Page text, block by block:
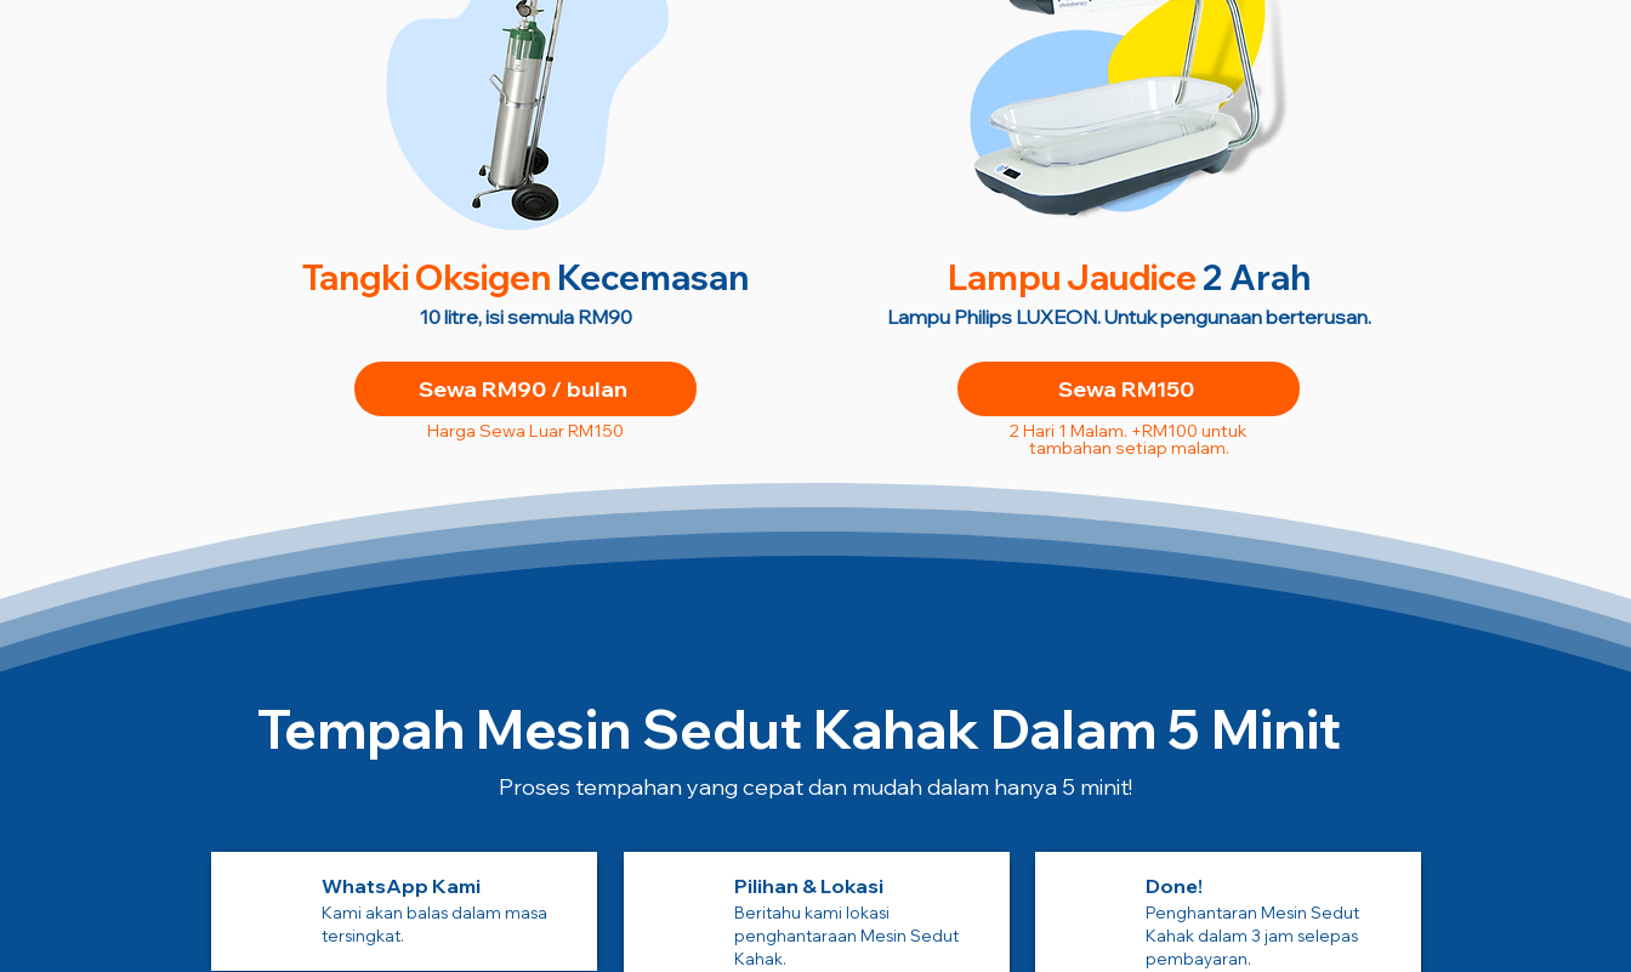
Tangki Oksigen Kecemasan
10 litre, isi semula RM90
Sewa RM90 / bulan
Harga Sewa Luar RM150
Lampu Jaudice2 Arah
Lampu Philips LUXEON. Untuk pengunaan berterusan.
Sewa RM150
2 Hari 1 Malam. +RM100 untuk
tambahan setiap malam.
Tempah Mesin Sedut Kahak Dalam 5 Minit
Proses tempahan yang cepat dan mudah dalam hanya 5 minit!
WhatsApp Kami
Kami akan balas dalam masa
tersingkat.
Pilihan & Lokasi
Beritahu kami lokasi
penghantaraan Mesin Sedut
Kahak.
Done!
Penghantaran Mesin Sedut
Kahak dalam 3 jam selepas
pembayaran.